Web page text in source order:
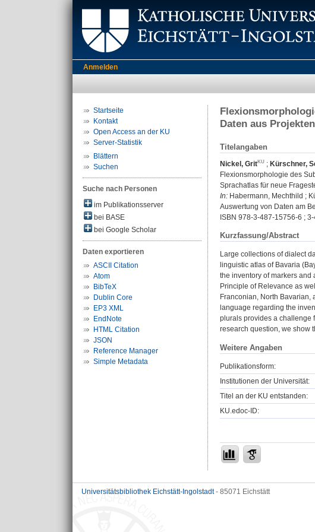
Anmelden
Startseite
Kontakt
Open Access an der KU
Server-Statistik
Blättern
Suchen
Suche nach Personen
im Publikationsserver
bei BASE
bei Google Scholar
Daten exportieren
ASCII Citation
Atom
BibTeX
Dublin Core
EP3 XML
EndNote
HTML Citation
JSON
Reference Manager
Simple Metadata
Daten aus
Titelangaben
Nickel, Grit ; Kürschner,
Flexionsmorphologie des
Sprachatlas für neue
In: Habermann, Mechthild ;
Auswertung von Daten am
ISBN 978-3-487-15756-6 ;
Kurzfassung/Abstract
Large collections of dialect
linguistic atlas of Bavaria
the inventory of markers
Principle of Relevance as
Franconian, North
language regarding the
plurals provides a challenge
research question, we show
Weitere Angaben
Publikationsform:
Institutionen der Universität:
Titel an der KU entstanden:
KU.edoc-ID:
Universitätsbibliothek Eichstätt-Ingolstadt- 85071 Eichstätt